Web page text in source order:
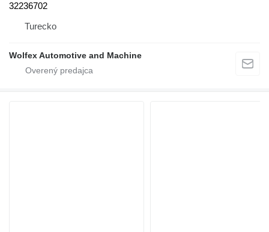
32236702
Turecko
Wolfex Automotive and Machine